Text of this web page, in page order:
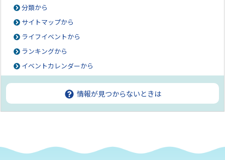
分類から
サイトマップから
ライフイベントから
ランキングから
イベントカレンダーから
情報が見つからないときは